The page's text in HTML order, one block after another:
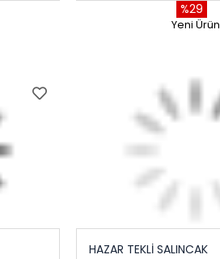
%29
Yeni Ürün
HAZAR TEKLİ SALINCAK